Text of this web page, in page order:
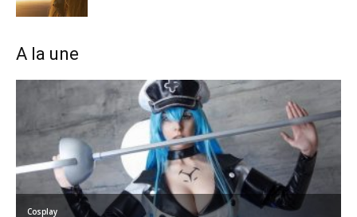
A la une